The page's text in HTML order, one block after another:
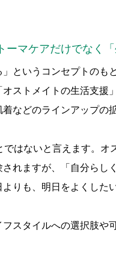
マケアだけでなく
というコンセプトのも
ストメイトの生活支援
などのラインアップの
はないと言えます。オ
れますが、「自分らし
りも、明日をよくした
スタイルへの選択肢や